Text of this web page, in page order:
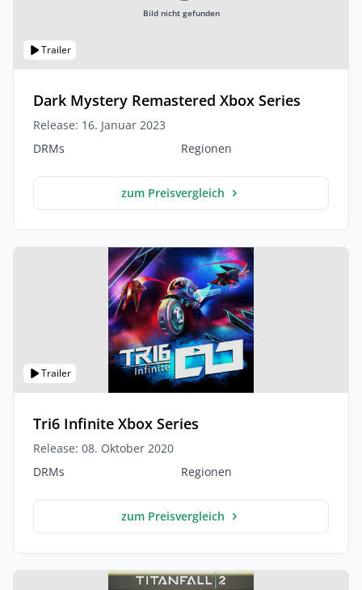
Trailer
Bild nicht gefunden
Dark Mystery Remastered Xbox Series
Release: 16. Januar 2023
DRMs
Regionen
zum Preisvergleich
Trailer
Tri6 Infinite Xbox Series
Release: 08. Oktober 2020
DRMs
Regionen
zum Preisvergleich